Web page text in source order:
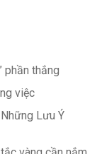
phần thắng
việc
Lưu Ý